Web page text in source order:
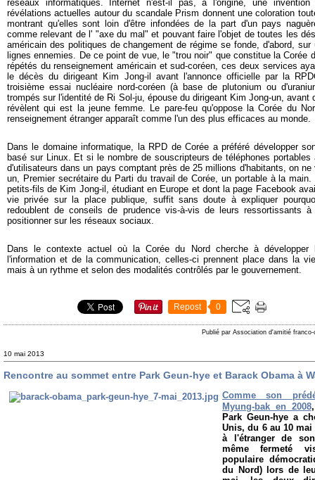
réseaux informatiques. Internet n'est-il pas, à l'origine, une
révélations actuelles autour du scandale Prism donnent une coloration
montrant qu'elles sont loin d'être infondées de la part d'un pays
comme relevant de l' "axe du mal" et pouvant faire l'objet de toutes les
américain des politiques de changement de régime se fonde, d'abord, sur
lignes ennemies. De ce point de vue, le "trou noir" que constitue la Corée
répétés du renseignement américain et sud-coréen, ces deux services
le décès du dirigeant Kim Jong-il avant l'annonce officielle par la
troisième essai nucléaire nord-coréen (à base de plutonium ou
trompés sur l'identité de Ri Sol-ju, épouse du dirigeant Kim Jong-un, avant
révèlent qui est la jeune femme. Le pare-feu qu'oppose la Corée du
renseignement étranger apparaît comme l'un des plus efficaces au monde.
Dans le domaine informatique, la RPD de Corée a préféré développer
basé sur Linux. Et si le nombre de souscripteurs de téléphones
d'utilisateurs dans un pays comptant près de 25 millions d'habitants, on
un, Premier secrétaire du Parti du travail de Corée, un portable à la
petits-fils de Kim Jong-il, étudiant en Europe et dont la page Facebook
vie privée sur la place publique, suffit sans doute à expliquer
redoublent de conseils de prudence vis-à-vis de leurs ressortissants
positionner sur les réseaux sociaux.
Dans le contexte actuel où la Corée du Nord cherche à développer
l'information et de la communication, celles-ci prennent place dans la
mais à un rythme et selon des modalités contrôlés par le gouvernement.
Repost 0
Publié par Association d'amitié franco-
10 mai 2013
Rencontre au sommet entre Park Geun-hye et Barack Obama à
Comme son
Myung-bak en 2008
Park Geun-hye a
Unis, du 6 au 10 mai
à l'étranger de
même fermeté
populaire
du Nord) lors de